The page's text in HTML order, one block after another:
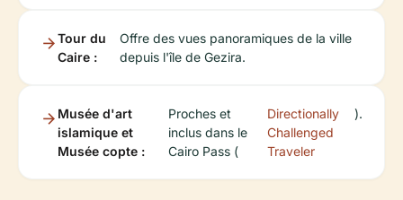
Tour du
Caire :
Offre des vues panoramiques de la ville
depuis l'île de Gezira.
Musée d'art
islamique et
Musée copte :
Proches et
inclus dans le
Cairo Pass (
Directionally
Challenged
Traveler
).